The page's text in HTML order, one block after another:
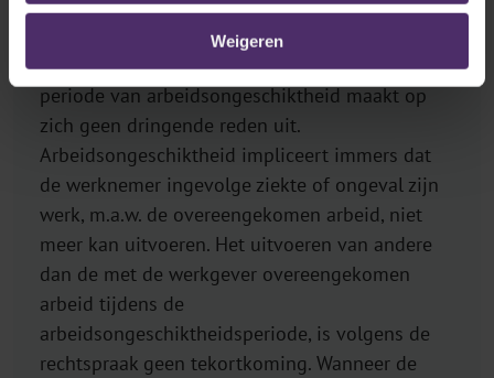
Weigeren
[1] Het uitoefenen van een activiteit tijdens een
periode van arbeidsongeschiktheid maakt op
zich geen dringende reden uit.
Arbeidsongeschiktheid impliceert immers dat
de werknemer ingevolge ziekte of ongeval zijn
werk, m.a.w. de overeengekomen arbeid, niet
meer kan uitvoeren. Het uitvoeren van andere
dan de met de werkgever overeengekomen
arbeid tijdens de
arbeidsongeschiktheidsperiode, is volgens de
rechtspraak geen tekortkoming. Wanneer de